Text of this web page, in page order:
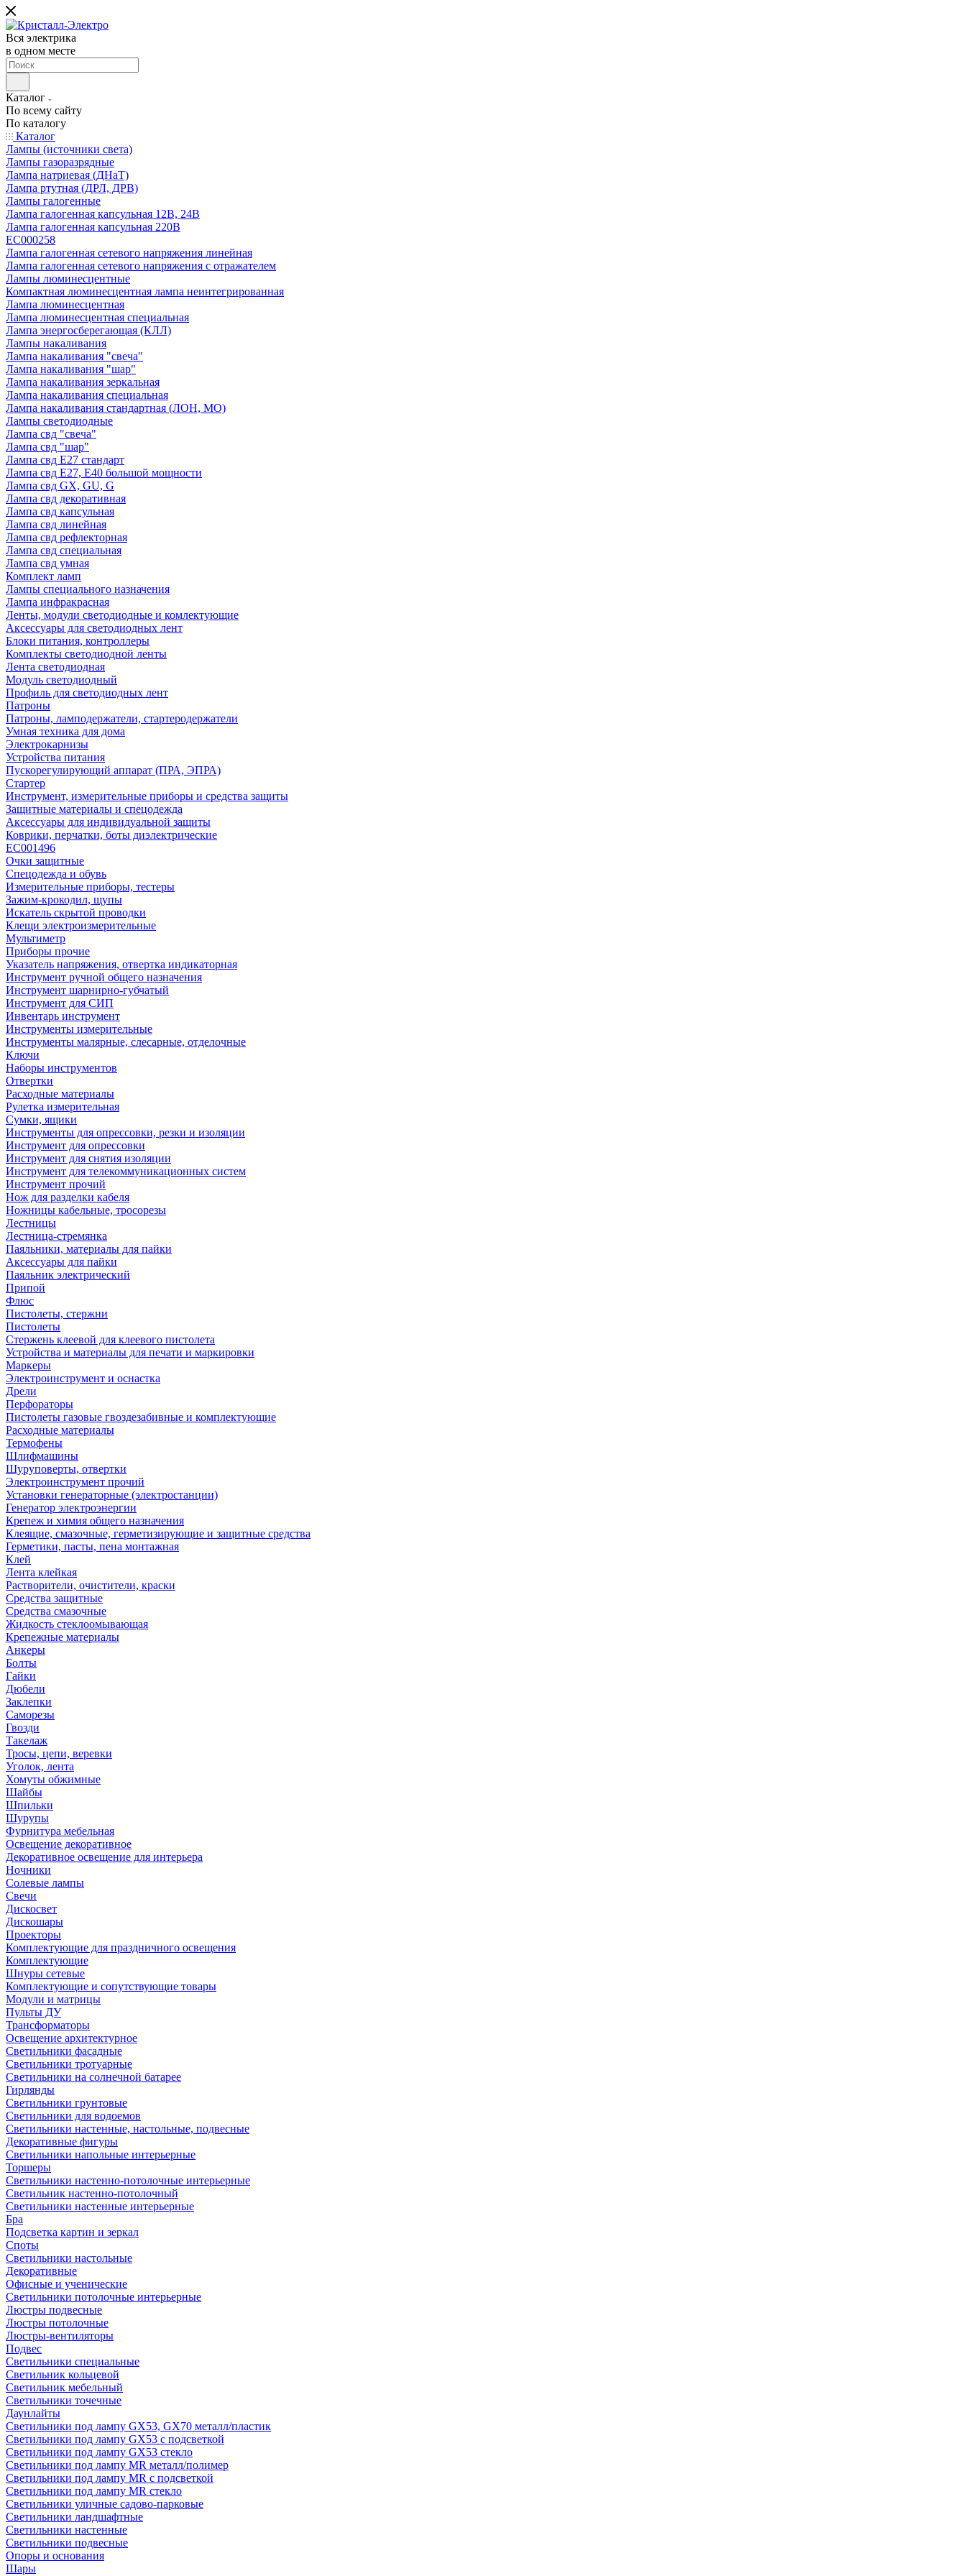
Вся электрика
в одном месте
Каталог
По всему сайту
По каталогу
Каталог
Лампы (источники света)
Лампы газоразрядные
Лампа натриевая (ДНаТ)
Лампа ртутная (ДРЛ, ДРВ)
Лампы галогенные
Лампа галогенная капсульная 12В, 24В
Лампа галогенная капсульная 220В
EC000258
Лампа галогенная сетевого напряжения линейная
Лампа галогенная сетевого напряжения с отражателем
Лампы люминесцентные
Компактная люминесцентная лампа неинтегрированная
Лампа люминесцентная
Лампа люминесцентная специальная
Лампа энергосберегающая (КЛЛ)
Лампы накаливания
Лампа накаливания "свеча"
Лампа накаливания "шар"
Лампа накаливания зеркальная
Лампа накаливания специальная
Лампа накаливания стандартная (ЛОН, МО)
Лампы светодиодные
Лампа свд "свеча"
Лампа свд "шар"
Лампа свд E27 стандарт
Лампа свд E27, Е40 большой мощности
Лампа свд GX, GU, G
Лампа свд декоративная
Лампа свд капсульная
Лампа свд линейная
Лампа свд рефлекторная
Лампа свд специальная
Лампа свд умная
Комплект ламп
Лампы специального назначения
Лампа инфракрасная
Ленты, модули светодиодные и комлектующие
Аксессуары для светодиодных лент
Блоки питания, контроллеры
Комплекты светодиодной ленты
Лента светодиодная
Модуль светодиодный
Профиль для светодиодных лент
Патроны
Патроны, ламподержатели, стартеродержатели
Умная техника для дома
Электрокарнизы
Устройства питания
Пускорегулирующий аппарат (ПРА, ЭПРА)
Стартер
Инструмент, измерительные приборы и средства защиты
Защитные материалы и спецодежда
Аксессуары для индивидуальной защиты
Коврики, перчатки, боты диэлектрические
EC001496
Очки защитные
Спецодежда и обувь
Измерительные приборы, тестеры
Зажим-крокодил, щупы
Искатель скрытой проводки
Клещи электроизмерительные
Мультиметр
Приборы прочие
Указатель напряжения, отвертка индикаторная
Инструмент ручной общего назначения
Инструмент шарнирно-губчатый
Инструмент для СИП
Инвентарь инструмент
Инструменты измерительные
Инструменты малярные, слесарные, отделочные
Ключи
Наборы инструментов
Отвертки
Расходные материалы
Рулетка измерительная
Сумки, ящики
Инструменты для опрессовки, резки и изоляции
Инструмент для опрессовки
Инструмент для снятия изоляции
Инструмент для телекоммуникационных систем
Инструмент прочий
Нож для разделки кабеля
Ножницы кабельные, тросорезы
Лестницы
Лестница-стремянка
Паяльники, материалы для пайки
Аксессуары для пайки
Паяльник электрический
Припой
Флюс
Пистолеты, стержни
Пистолеты
Стержень клеевой для клеевого пистолета
Устройства и материалы для печати и маркировки
Маркеры
Электроинструмент и оснастка
Дрели
Перфораторы
Пистолеты газовые гвоздезабивные и комплектующие
Расходные материалы
Термофены
Шлифмашины
Шуруповерты, отвертки
Электроинструмент прочий
Установки генераторные (электростанции)
Генератор электроэнергии
Крепеж и химия общего назначения
Клеящие, смазочные, герметизирующие и защитные средства
Герметики, пасты, пена монтажная
Клей
Лента клейкая
Растворители, очистители, краски
Средства защитные
Средства смазочные
Жидкость стеклоомывающая
Крепежные материалы
Анкеры
Болты
Гайки
Дюбели
Заклепки
Саморезы
Гвозди
Такелаж
Тросы, цепи, веревки
Уголок, лента
Хомуты обжимные
Шайбы
Шпильки
Шурупы
Фурнитура мебельная
Освещение декоративное
Декоративное освещение для интерьера
Ночники
Солевые лампы
Свечи
Дискосвет
Дискошары
Проекторы
Комплектующие для праздничного освещения
Комплектующие
Шнуры сетевые
Комплектующие и сопутствующие товары
Модули и матрицы
Пульты ДУ
Трансформаторы
Освещение архитектурное
Светильники фасадные
Светильники тротуарные
Светильники на солнечной батарее
Гирлянды
Светильники грунтовые
Светильники для водоемов
Светильники настенные, настольные, подвесные
Декоративные фигуры
Светильники напольные интерьерные
Торшеры
Светильники настенно-потолочные интерьерные
Светильник настенно-потолочный
Светильники настенные интерьерные
Бра
Подсветка картин и зеркал
Споты
Светильники настольные
Декоративные
Офисные и ученические
Светильники потолочные интерьерные
Люстры подвесные
Люстры потолочные
Люстры-вентиляторы
Подвес
Светильники специальные
Светильник кольцевой
Светильник мебельный
Светильники точечные
Даунлайты
Светильники под лампу GX53, GX70 металл/пластик
Светильники под лампу GX53 с подсветкой
Светильники под лампу GX53 стекло
Светильники под лампу MR металл/полимер
Светильники под лампу MR с подсветкой
Светильники под лампу MR стекло
Светильники уличные садово-парковые
Светильники ландшафтные
Светильники настенные
Светильники подвесные
Опоры и основания
Шары